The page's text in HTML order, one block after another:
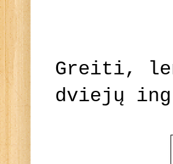
Greiti,
dviejų